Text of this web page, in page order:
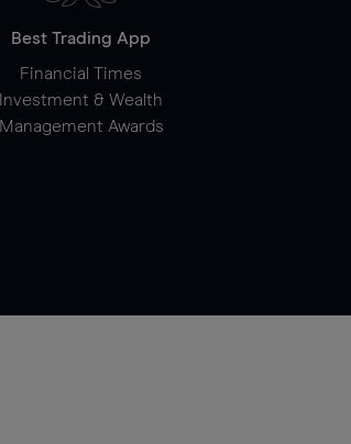
Best Trading App
Financial Times
Investment & Wealth
Management Awards